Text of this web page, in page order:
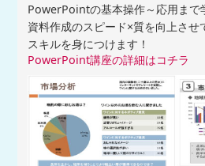
PowerPointの基本操作～応用まで
資料作成のスピード×質を向上させ
スキルを身につけます！
PowerPoint講座の詳細はコチラ